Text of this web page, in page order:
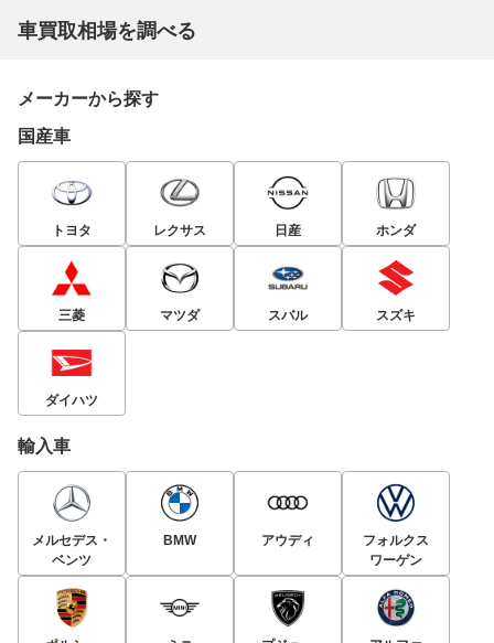
車買取相場を調べる
メーカーから探す
国産車
トヨタ レクサス 日産 ホンダ
三菱 マツダ スバル スズキ
ダイハツ
輸入車
メルセデス・
ベンツ
BMW アウディ
フォルクス
ワーゲン